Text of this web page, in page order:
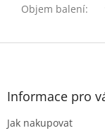
Objem balení:
Z
Informace pro
Jak nakupovat